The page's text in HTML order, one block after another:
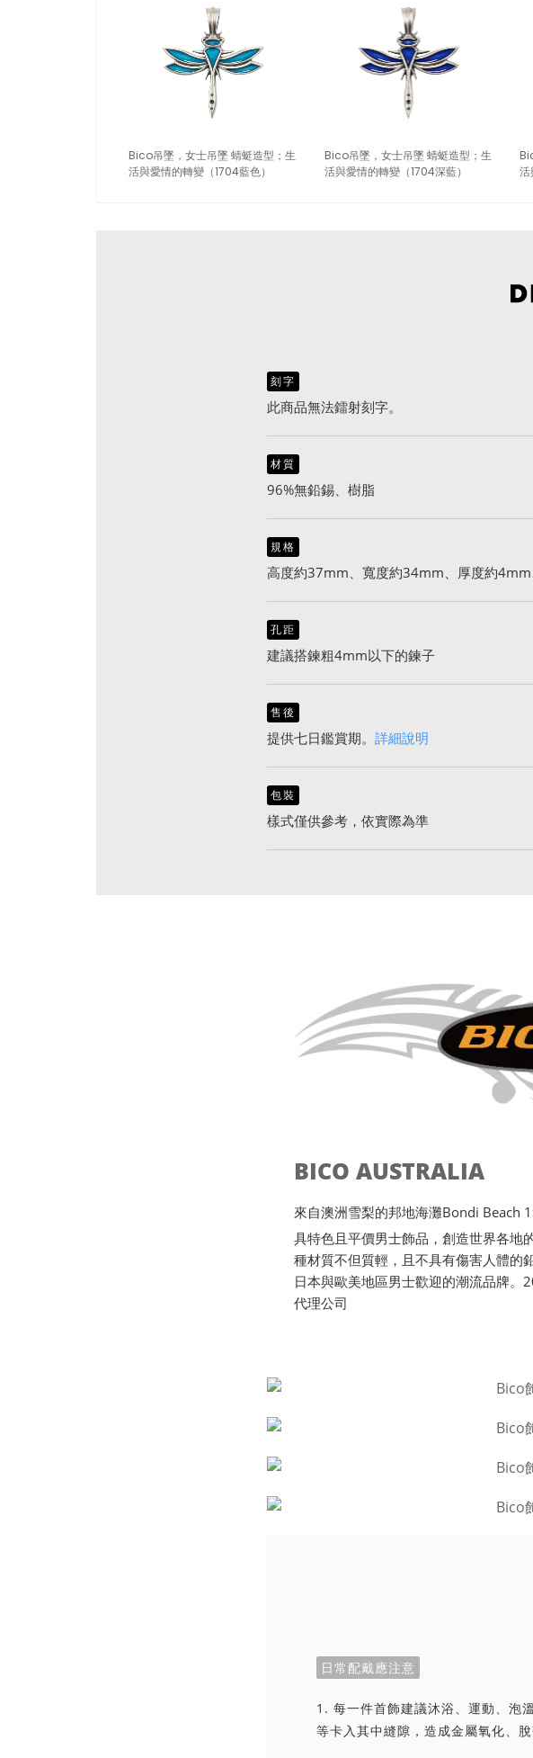
Bico吊墜，女士吊墜 蜻蜓造型；生
活與愛情的轉變（1704藍色）
Bico吊墜，女士吊墜 蜻蜓造型；生
活與愛情的轉變（1704深藍）
活
刻字
此商品無法鐳射刻字。
材質
96%無鉛錫、樹脂
規格
高度約37mm、寬度約34mm、厚度約
孔距
建議搭鍊粗4mm以下的鍊子
售後
提供七日鑑賞期。 詳細說明
包裝
樣式僅供參考，依實際為準
BICO AUSTRALIA
來自澳洲雪梨的邦地海灘Bondi Beach
具特色且平價男士飾品，創造世界各地
種材質不但質輕，且不具有傷害人體的
日本與歐美地區男士歡迎的潮流品牌。
代理公司
日常配戴應注意
1. 每一件首飾建議沐浴、運動、泡
等卡入其中縫隙，造成金屬氧化、脫